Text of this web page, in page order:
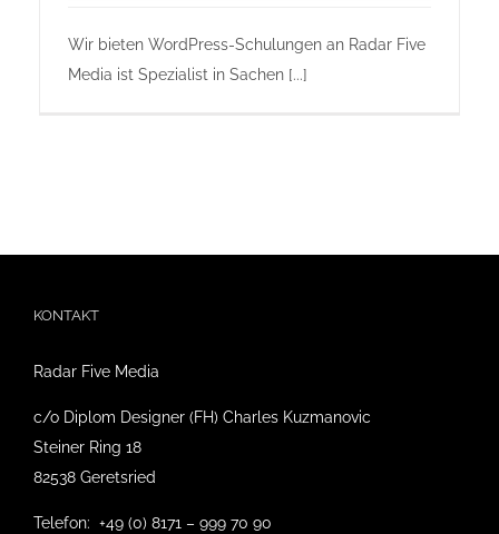
Impressum
Wir bieten WordPress-Schulungen an Radar Five
Media ist Spezialist in Sachen [...]
KONTAKT
Radar Five Media
c/o Diplom Designer (FH) Charles Kuzmanovic
Steiner Ring 18
82538 Geretsried
Telefon: +49 (0) 8171 – 999 70 90